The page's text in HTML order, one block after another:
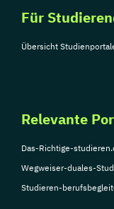
Für
Übersicht
Relevante
Das-Richtige-
Wegweiser-duales-
Studieren-